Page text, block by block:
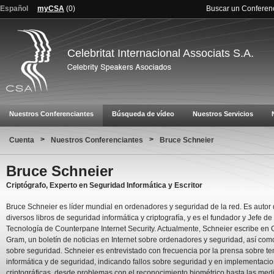
Español myCSA (0) Buscar un
Celebritat Internacional Associats S.A.
Nuestros Conferenciantes Búsqueda de vídeo Nuestros Servicios
Cuenta > Nuestros Conferenciantes > Bruce Schneier
Bruce Schneier
Criptógrafo, Experto en Seguridad Informática y Escritor
Bruce Schneier es líder mundial en ordenadores y seguridad de la red. Es autor
diversos libros de seguridad informática y criptografía, y es el fundador y Jefe de
Tecnología de Counterpane Internet Security. Actualmente, Schneier escribe en
Gram, un boletín de noticias en Internet sobre ordenadores y seguridad, así
sobre seguridad. Schneier es entrevistado con frecuencia por la prensa sobre
informática y de seguridad, indicando fallos sobre seguridad y en